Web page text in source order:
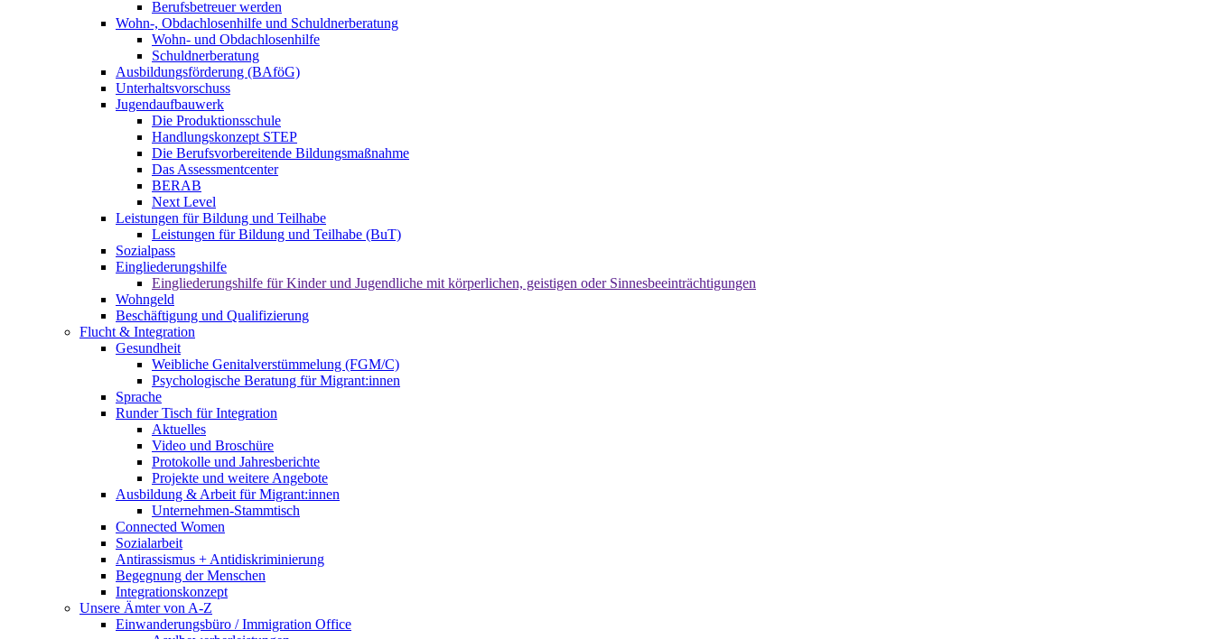
Berufsbetreuer werden
Wohn-, Obdachlosenhilfe und Schuldnerberatung
Wohn- und Obdachlosenhilfe
Schuldnerberatung
Ausbildungsförderung (BAföG)
Unterhaltsvorschuss
Jugendaufbauwerk
Die Produktionsschule
Handlungskonzept STEP
Die Berufsvorbereitende Bildungsmaßnahme
Das Assessmentcenter
BERAB
Next Level
Leistungen für Bildung und Teilhabe
Leistungen für Bildung und Teilhabe (BuT)
Sozialpass
Eingliederungshilfe
Eingliederungshilfe für Kinder und Jugendliche mit körperlichen, geistigen oder Sinnesbeeinträchtigungen
Wohngeld
Beschäftigung und Qualifizierung
Flucht & Integration
Gesundheit
Weibliche Genitalverstümmelung (FGM/C)
Psychologische Beratung für Migrant:innen
Sprache
Runder Tisch für Integration
Aktuelles
Video und Broschüre
Protokolle und Jahresberichte
Projekte und weitere Angebote
Ausbildung & Arbeit für Migrant:innen
Unternehmen-Stammtisch
Connected Women
Sozialarbeit
Antirassismus + Antidiskriminierung
Begegnung der Menschen
Integrationskonzept
Unsere Ämter von A-Z
Einwanderungsbüro / Immigration Office